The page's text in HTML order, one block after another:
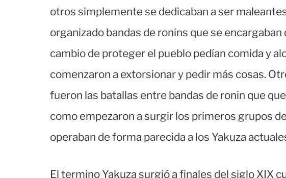
otros simplemente se dedicaban a ser
organizado bandas de ronins que se
cambio de proteger el pueblo pedían comida y
comenzaron a extorsionar y pedir más cosas.
fueron las batallas entre bandas de ronin que
como empezaron a surgir los primeros grupos
operaban de forma parecida a los Yakuza
El termino Yakuza surgió a finales del siglo XIX